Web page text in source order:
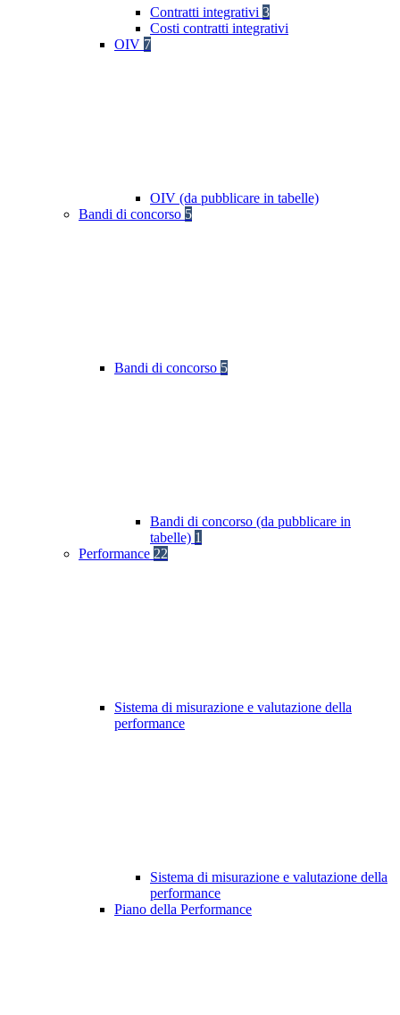
Contratti integrativi 3
Costi contratti integrativi
OIV 7
OIV (da pubblicare in tabelle)
Bandi di concorso 5
Bandi di concorso 5
Bandi di concorso (da pubblicare in
tabelle) 1
Performance 22
Sistema di misurazione e valutazione della
performance
Sistema di misurazione e valutazione della
performance
Piano della Performance